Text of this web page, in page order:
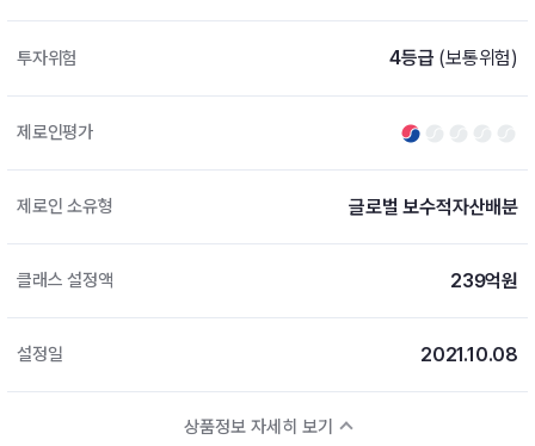
투자위험 4등급 (보통위험)
제로인평가
제로인 소유형 글로벌 보수적자산배분
클래스 설정액 239억원
설정일 2021.10.08
상품정보 자세히 보기
ETF 처음투자
내맘대로 만들기
DIY 포트 관리
고객라운지
이벤트
공지사항
FAQ